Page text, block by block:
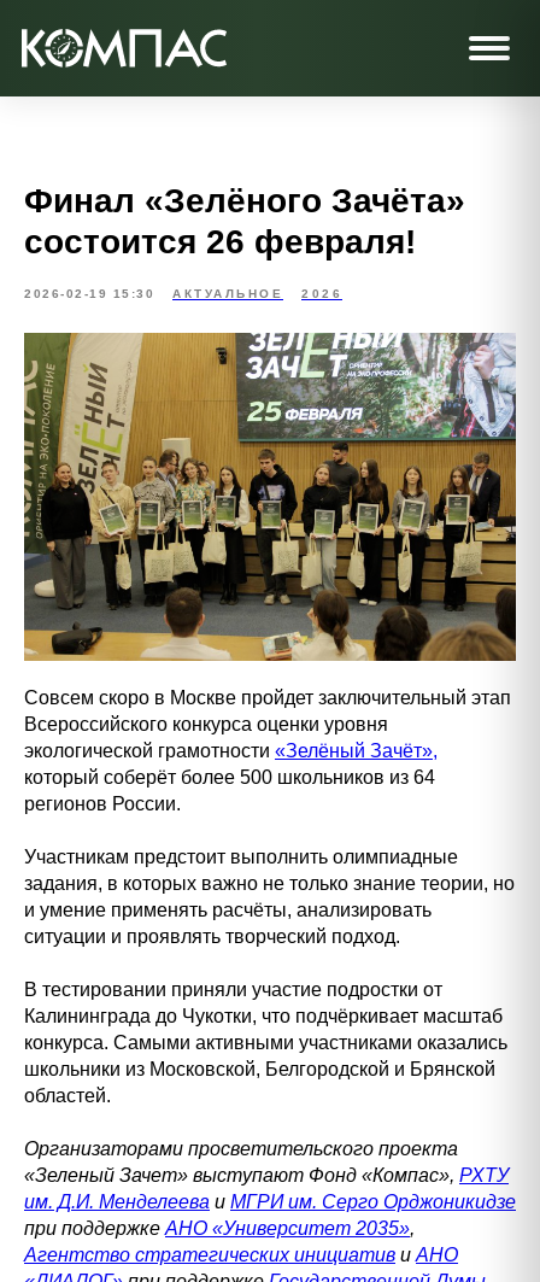
Финал «Зелёного Зачёта»
состоится 26 февраля!
2026-02-19 15:30 АКТУАЛЬНОЕ 2026
Совсем скоро в Москве пройдет заключительный этап
Всероссийского конкурса оценки уровня
экологической грамотности «Зелёный Зачёт»,
который соберёт более 500 школьников из 64
регионов России.
Участникам предстоит выполнить олимпиадные
задания, в которых важно не только знание теории, но
и умение применять расчёты, анализировать
ситуации и проявлять творческий подход.
В тестировании приняли участие подростки от
Калининграда до Чукотки, что подчёркивает масштаб
конкурса. Самыми активными участниками оказались
школьники из Московской, Белгородской и Брянской
областей.
Организаторами просветительского проекта
«Зеленый Зачет» выступают Фонд «Компас», РХТУ
им. Д.И. Менделеева и МГРИ им. Серго Орджоникидзе
при поддержке АНО «Университет 2035»,
Агентство стратегических инициатив и АНО